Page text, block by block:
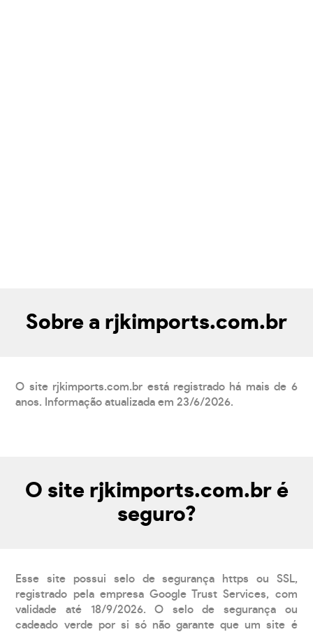
Sobre a rjkimports.com.br
O site rjkimports.com.br está registrado há mais de 6
anos. Informação atualizada em 23/6/2026.
O site rjkimports.com.br é
seguro?
Esse site possui selo de segurança https ou SSL,
registrado pela empresa Google Trust Services, com
validade até 18/9/2026. O selo de segurança ou
cadeado verde por si só não garante que um site é